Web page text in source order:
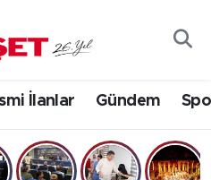
İlanlar Gündem